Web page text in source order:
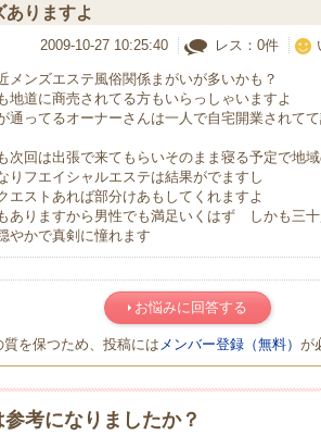
ありますよ
2009-10-27 10:25:40 レス：0件
メンズエステ風俗関係まがいが多いかも？
地道に商売されてる方もいらっしゃいますよ
通ってるオーナーさんは一人で自宅開業されて
次回は出張で来てもらいそのまま寝る予定で地
りフエイシャルエステは結果がでますし
エストあれば部分けあもしてくれますよ
ありますから男性でも満足いくはず しかも三
やかで真剣に憧れます
お悩みに回答する
質を保つため、投稿には メンバー登録（無料） が
考になりましたか？